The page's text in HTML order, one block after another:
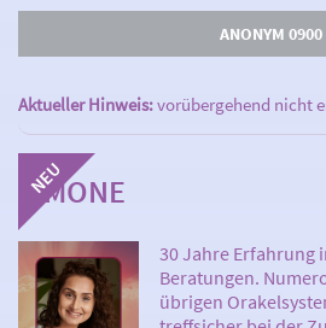
ANONYM 0900
Aktueller Hinweis:vorübergehend nicht
SIMONE
30 Jahre Erfahrung
Beratungen.
übrigen